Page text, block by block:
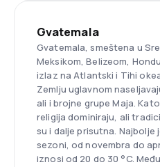
Gvatemala
Gvatemala, smeštena u
Meksikom, Belizeom,
izlaz na Atlantski i Tihi
Zemlju uglavnom
ali i brojne grupe Maja.
religija dominiraju, ali
su i dalje prisutna.
sezoni, od novembra do
iznosi od 20 do 30 °C.